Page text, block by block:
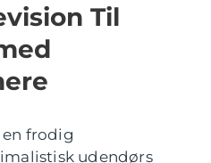
Til
en frodig
udendørs